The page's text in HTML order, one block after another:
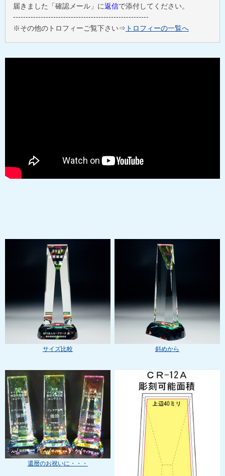
届きました「確認メール」に返信で添付してください。
------------------------------------------------------
※その他のトロフィーご覧下さい⇒ トロフィーの一覧へ
サイズ比較 斜めから
還暦のお祝いに・・・